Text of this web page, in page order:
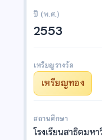
ปี (พ.ศ.)
2553
เหรียญรางวัล
เหรียญทอง
สถานศึกษา
โรงเรียนสาธิตม